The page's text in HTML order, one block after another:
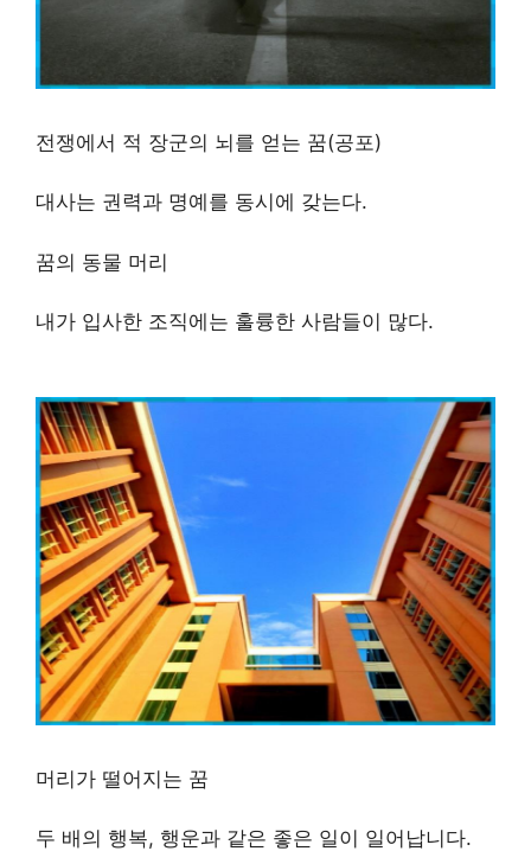
전쟁에서 적 장군의 뇌를 얻는 꿈(공포)
대사는 권력과 명예를 동시에 갖는다.
꿈의 동물 머리
내가 입사한 조직에는 훌륭한 사람들이 많다.
머리가 떨어지는 꿈
두 배의 행복, 행운과 같은 좋은 일이 일어납니다.